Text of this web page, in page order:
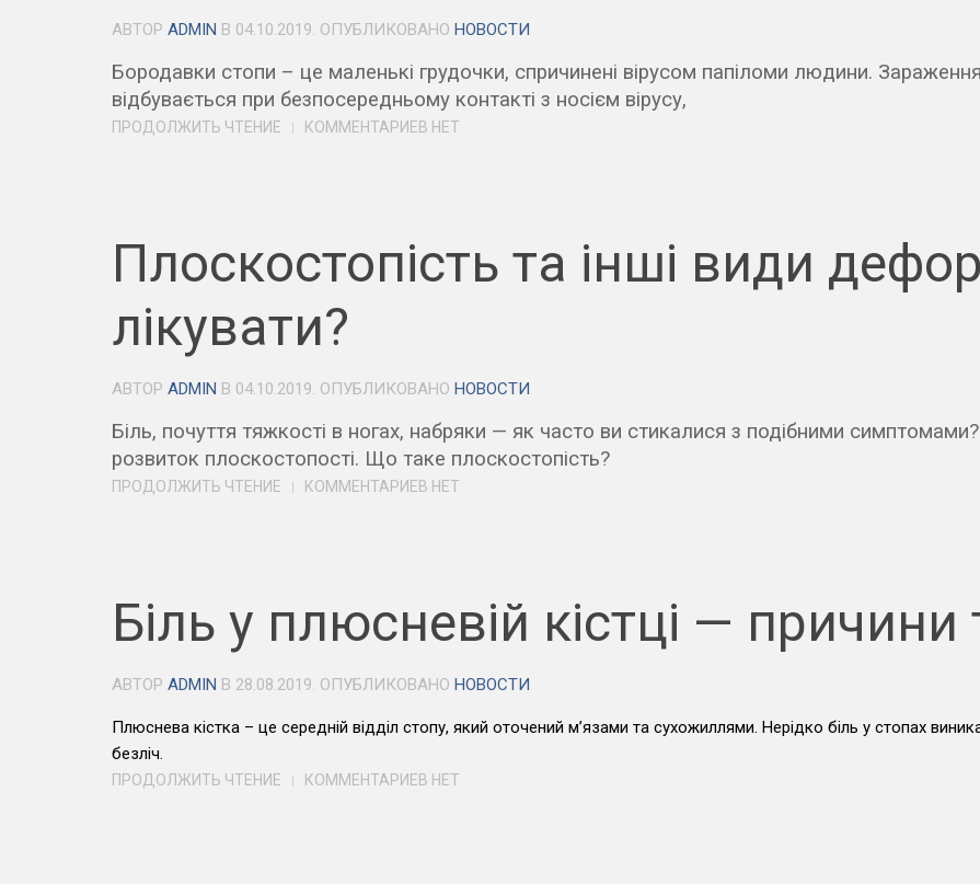
АВТОР ADMIN В 04.10.2019. ОПУБЛИКОВАНО НОВОСТИ
Бородавки стопи – це маленькі грудочки, спричинені вірусом папіломи людини.
відбувається при безпосередньому контакті з носієм вірусу,
ПРОДОЛЖИТЬ ЧТЕНИЕ КОММЕНТАРИЕВ НЕТ
Плоскостопість та інші види
лікувати?
АВТОР ADMIN В 04.10.2019. ОПУБЛИКОВАНО НОВОСТИ
Біль, почуття тяжкості в ногах, набряки — як часто ви стикалися з подібними
розвиток плоскостопості. Що таке плоскостопість?
ПРОДОЛЖИТЬ ЧТЕНИЕ КОММЕНТАРИЕВ НЕТ
Біль у плюсневій кістці — причини
АВТОР ADMIN В 28.08.2019. ОПУБЛИКОВАНО НОВОСТИ
Плюснева кістка – це середній відділ стопу, який оточений м’язами та сухожиллями. Нерідко біль у стопах
безліч.
ПРОДОЛЖИТЬ ЧТЕНИЕ КОММЕНТАРИЕВ НЕТ